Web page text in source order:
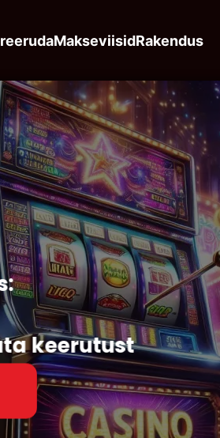
MakseviisidRakendus
keerutust